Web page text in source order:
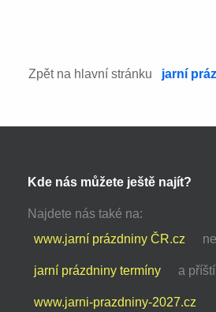
Zpět na hlavní stránku jarní
Kde nás můžete ještě najít?
Najdete nás také na:
www.jarní prázdniny ČR.cz
jarní prázdniny termíny a
www.jarni-prazdniny-2027.cz